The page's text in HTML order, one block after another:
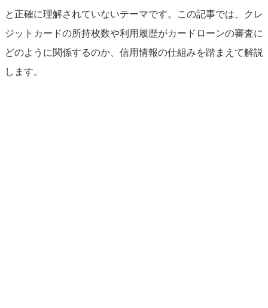
と正確に理解されていないテーマです。この記事では、クレ
ジットカードの所持枚数や利用履歴がカードローンの審査に
どのように関係するのか、信用情報の仕組みを踏まえて解説
します。